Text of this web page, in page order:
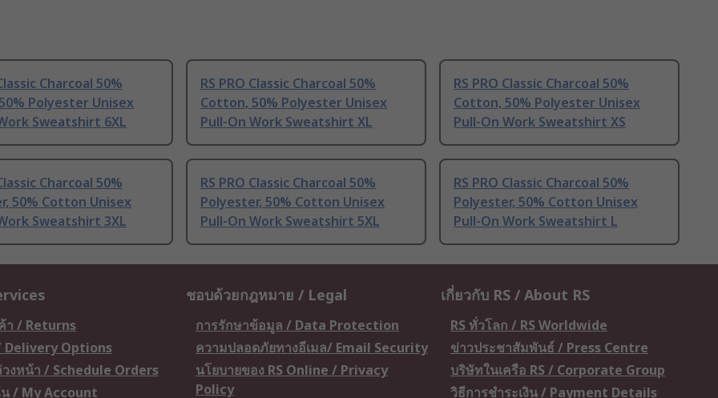
Charcoal 50%
Polyester Unisex
Sweatshirt 6XL
RS PRO Classic Charcoal 50%
Cotton, 50% Polyester Unisex
Pull-On Work Sweatshirt XL
RS PRO Classic Charcoal 50%
Cotton, 50% Polyester Unisex
Pull-On Work Sweatshirt XS
Charcoal 50%
50% Cotton Unisex
Sweatshirt 3XL
RS PRO Classic Charcoal 50%
Polyester, 50% Cotton Unisex
Pull-On Work Sweatshirt 5XL
RS PRO Classic Charcoal 50%
Polyester, 50% Cotton Unisex
Pull-On Work Sweatshirt L
า / Returns
Delivery Options
งหน้า / Schedule Orders
/ My Account
ชอบด้วยกฎหมาย / Legal
การรักษาข้อมูล / Data Protection
ความปลอดภัยทางอีเมล/ Email Security
นโยบายของ RS Online / Privacy
Policy
เกี่ยวกับ RS / About RS
RS ทั่วโลก / RS Worldwide
ข่าวประชาสัมพันธ์ / Press Centre
บริษัทในเครือ RS / Corporate Group
วิธีการชำระเงิน / Payment Details